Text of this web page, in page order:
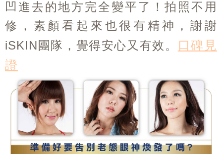
凹進去的地方完全變平了！拍照不用
修，素顏看起來也很有精神，謝謝
iSKIN團隊，覺得安心又有效。 口碑見
證